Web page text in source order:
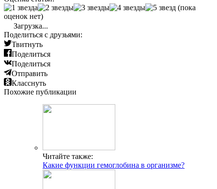
(пока
оценок нет)
Загрузка...
Поделиться с друзьями:
Твитнуть
Поделиться
Поделиться
Отправить
Класснуть
Похожие публикации
Читайте также:
Какие функции гемоглобина в организме?